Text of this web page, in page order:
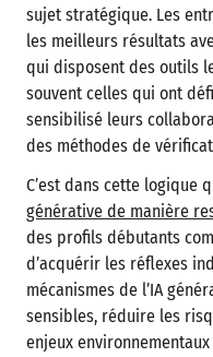
sujet stratégique. Les
les meilleurs résultats
qui disposent des outils
souvent celles qui ont
sensibilisé leurs
des méthodes de
C’est dans cette logique
générative de manière
des profils débutants
d’acquérir les réflexes
mécanismes de l’IA
sensibles, réduire les
enjeux